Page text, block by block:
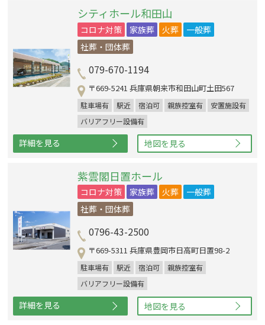
シティホール和田山
コロナ対策 家族葬 火葬
一般葬
社葬・団体葬
079-670-1194
〒669-5241 兵庫県朝来市和田山町土田567
駐車場有 駅近 宿泊可 親族控室有
安置施設有
バリアフリー設備有
詳細を見る 地図を見る
紫雲閣日置ホール
コロナ対策 家族葬 火葬
一般葬
社葬・団体葬
0796-43-2500
〒669-5311 兵庫県豊岡市日高町日置98-2
駐車場有 駅近 宿泊可
親族控室有
バリアフリー設備有
詳細を見る 地図を見る